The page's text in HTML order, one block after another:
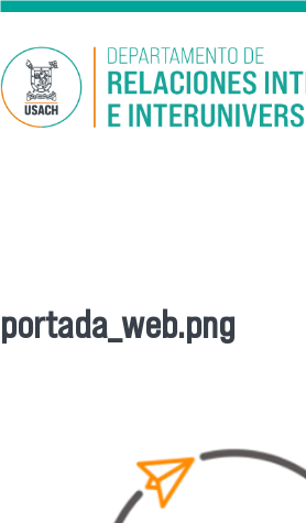
Pasar al contenido principal
Se encuentra usted aquí
portada_web.png